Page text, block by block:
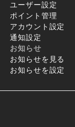
ユーザー設定
ポイント管理
アカウント設定
通知設定
お知らせ
お知らせを見る
お知らせを設定